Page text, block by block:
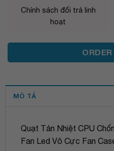
Chính sách đổi trả linh
hoạt
ORDER
MÔ TẢ
Quạt Tản Nhiệt CPU
Fan Led Vô Cực Fan